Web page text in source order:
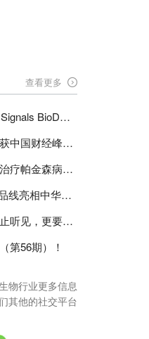
查看更多
从DNA设计到药物创新：Signals BioDesign如何重塑分子生物学研发生态！
贝克曼库尔特连续三年荣获中国财经峰会三项大奖！
士泽生物通用型细胞新药治疗帕金森病注册临床II期全部入组完成！
DePuy Synthes将携全产品线亮相中华医学会运动医疗分会大会，加码布局中国运动医学创新赛道！
【人工耳蜗技术解读】不止听见，更要听见未来 ---- 智能耳蜗，开启人工耳蜗技术新纪元！
第56期）！
物行业更多信息
其他的社交平台